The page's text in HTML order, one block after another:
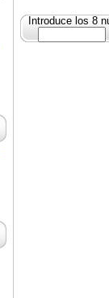
Introduce los 8